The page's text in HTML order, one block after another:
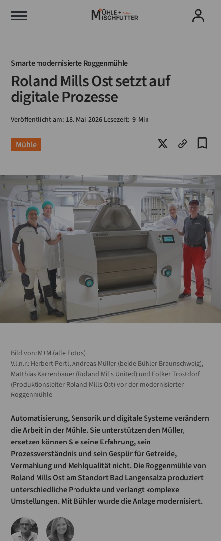
Smarte modernisierte Roggenmühle
Roland Mills Ost setzt auf
digitale Prozesse
Veröffentlicht am: 18. Mai 2026 Lesezeit: 9 Min
Mühle
Bild von: M+M (alle Fotos)
V.l.n.r.: Herbert Pertl, Andreas Müller (beide Bühler Braunschweig),
Matthias Karrenbauer (Roland Mills United) und Folker Trostdorf
(Produktionsleiter Roland Mills Ost) vor der modernisierten
Roggenmühle
Automatisierung, Sensorik und digitale Systeme verändern
die Arbeit in der Mühle. Sie unterstützen den Müller,
ersetzen können Sie seine Erfahrung, sein
Prozessverständnis und sein Gespür für Getreide,
Vermahlung und Mehlqualität nicht. Die Roggenmühle von
Roland Mills Ost am Standort Bad Langensalza produziert
unterschiedliche Produkte und verlangt komplexe
Umstellungen. Mit Bühler wurde die Anlage modernisiert.